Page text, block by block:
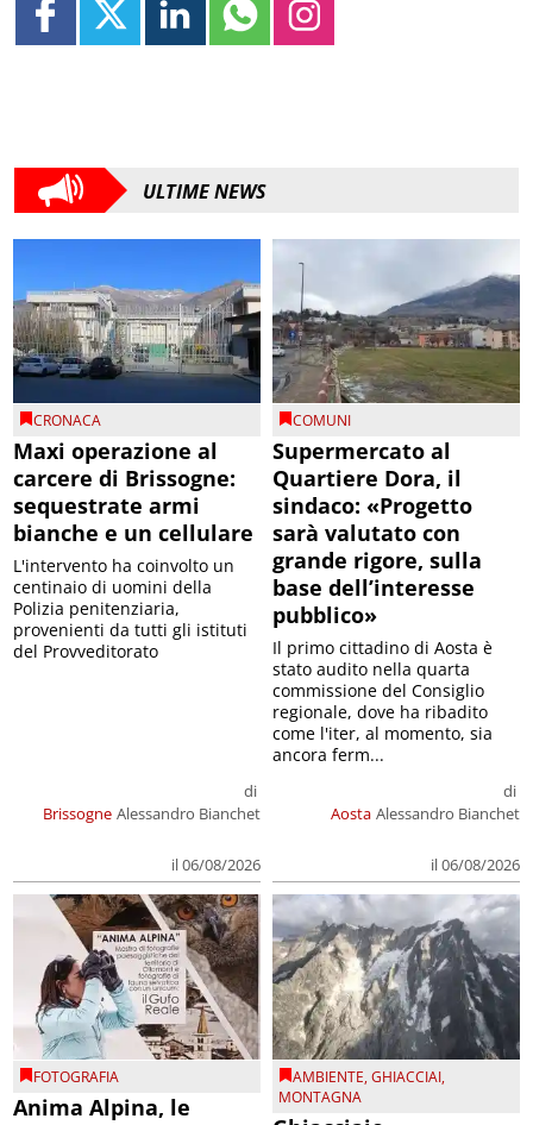
ULTIME NEWS
CRONACA
Maxi operazione al
carcere di Brissogne:
sequestrate armi
bianche e un cellulare
Brissogne
di
Alessandro Bianchet
il 06/08/2026
L'intervento ha coinvolto un
centinaio di uomini della
Polizia penitenziaria,
provenienti da tutti gli istituti
del Provveditorato
COMUNI
Supermercato al
Quartiere Dora, il
sindaco: «Progetto
sarà valutato con
grande rigore, sulla
base dell’interesse
pubblico»
Aosta
di
Alessandro Bianchet
il 06/08/2026
Il primo cittadino di Aosta è
stato audito nella quarta
commissione del Consiglio
regionale, dove ha ribadito
come l'iter, al momento, sia
ancora ferm...
FOTOGRAFIA
Anima Alpina, le
AMBIENTE,GHIACCIAI,
MONTAGNA